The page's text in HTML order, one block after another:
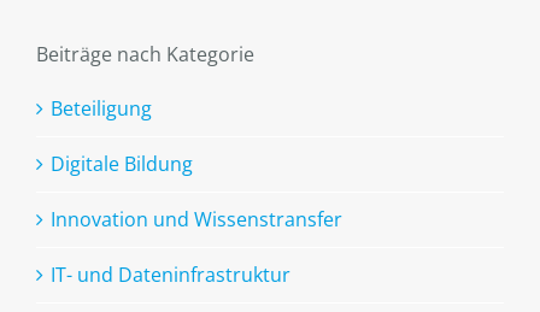
Beiträge nach Kategorie
Beteiligung
Digitale Bildung
Innovation und Wissenstransfer
IT- und Dateninfrastruktur